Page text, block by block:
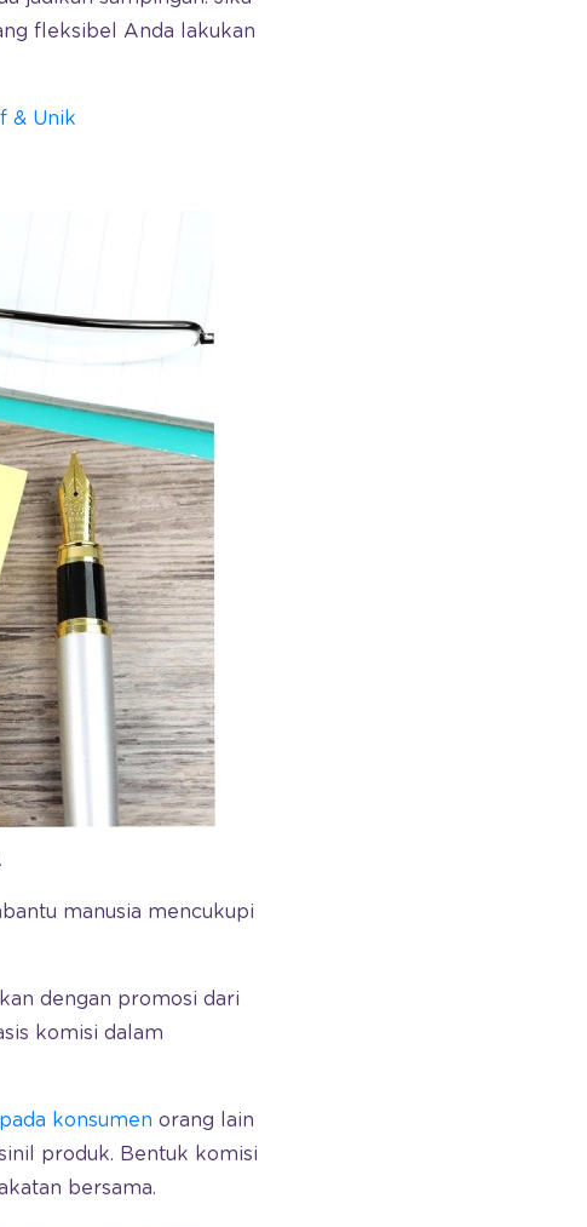
fleksibel Anda lakukan
& Unik
manusia mencukupi
dengan promosi dari
komisi dalam
konsumen orang lain
produk. Bentuk komisi
bersama.